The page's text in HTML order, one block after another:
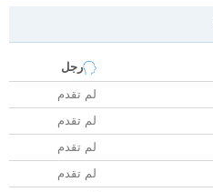
رجل
لم تقدم
لم تقدم
لم تقدم
لم تقدم